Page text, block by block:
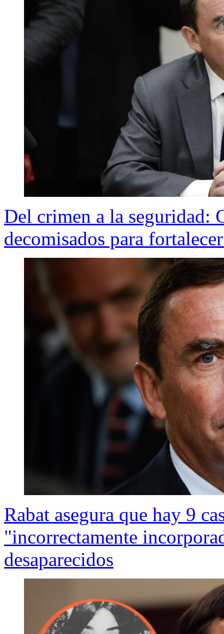
Del crimen a la seguridad:
decomisados para
Rabat asegura que hay 9
"incorrectamente
desaparecidos